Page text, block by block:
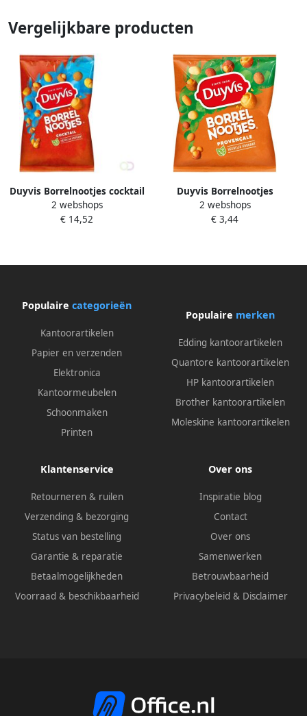
Vergelijkbare producten
Duyvis Borrelnootjes cocktail
zak 1000 gram
2 webshops
€ 14,52
Duyvis Borrelnootjes
provencale 275gr
2 webshops
€ 3,44
Populaire categorieën
Kantoorartikelen
Papier en verzenden
Elektronica
Kantoormeubelen
Schoonmaken
Printen
Populaire merken
Edding kantoorartikelen
Quantore kantoorartikelen
HP kantoorartikelen
Brother kantoorartikelen
Moleskine kantoorartikelen
Klantenservice
Retourneren & ruilen
Verzending & bezorging
Status van bestelling
Garantie & reparatie
Betaalmogelijkheden
Voorraad & beschikbaarheid
Over ons
Inspiratie blog
Contact
Over ons
Samenwerken
Betrouwbaarheid
Privacybeleid & Disclaimer